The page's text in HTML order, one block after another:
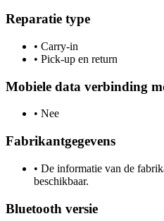
Reparatie type
• Carry-in
• Pick-up en return
Mobiele data verbinding
• Nee
Fabrikantgegevens
• De informatie van de
beschikbaar.
Bluetooth versie